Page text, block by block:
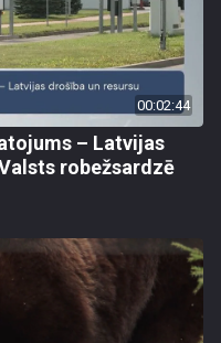
00:02:44
– Latvijas
robežsardzē